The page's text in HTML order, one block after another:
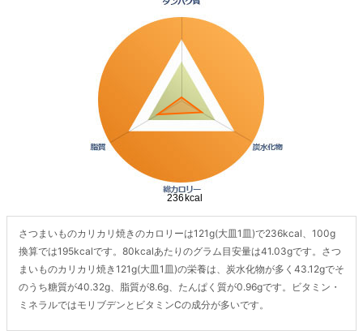
さつまいものカリカリ焼きのカロリーは121g(大皿1皿)で236kcal、100g
換算では195kcalです。80kcalあたりのグラム目安量は41.03gです。さつ
まいものカリカリ焼き121g(大皿1皿)の栄養は、炭水化物が多く43.12gでそ
のうち糖質が40.32g、脂質が8.6g、たんぱく質が0.96gです。ビタミン・
ミネラルではモリブデンとビタミンCの成分が多いです。